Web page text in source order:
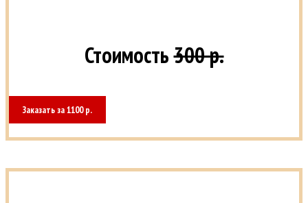
Стоимость300 р.
Заказать за 1100 р.